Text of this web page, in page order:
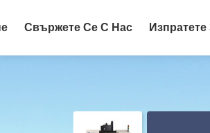
Свържете Се С Нас